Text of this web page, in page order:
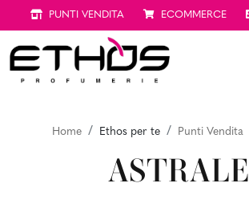
PUNTI VENDITA ECOMMERCE
Home Ethos per te Punti Vendita
ASTRALE